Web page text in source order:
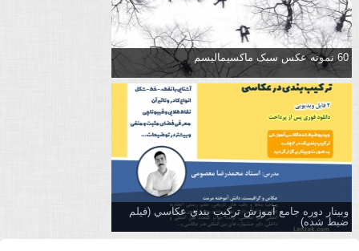
60 نمونه عکس سبک ماکسیمالیسم
وبینار دوره جامع آموزش تركيب بندي عكاسي (فیلم
ضبط شده)